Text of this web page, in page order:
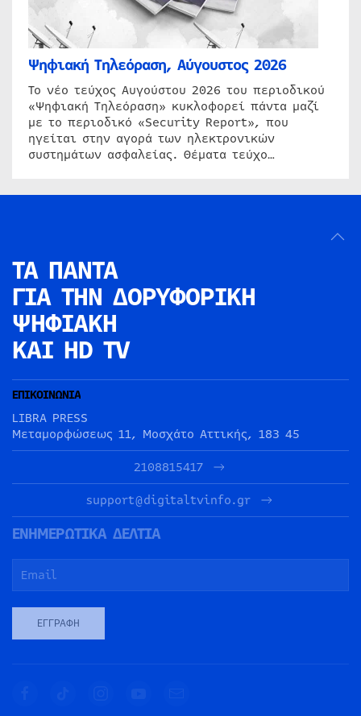
Ψηφιακή Τηλεόραση, Αύγουστος 2026
Το νέο τεύχος Αυγούστου 2026 του περιοδικού
«Ψηφιακή Τηλεόραση» κυκλοφορεί πάντα μαζί
με το περιοδικό «Security Report», που
ηγείται στην αγορά των ηλεκτρονικών
συστημάτων ασφαλείας. Θέματα τεύχο…
ΤΑ ΠΑΝΤΑ
ΓΙΑ ΤΗΝ ΔΟΡΥΦΟΡΙΚΗ
ΨΗΦΙΑΚΗ
ΚΑΙ HD TV
ΕΠΙΚΟΙΝΩΝΙΑ
LIBRA PRESS
Μεταμορφώσεως 11, Μοσχάτο Αττικής, 183 45
2108815417
support@digitaltvinfo.gr
ΕΝΗΜΕΡΩΤΙΚΑ ΔΕΛΤΙΑ
ΕΓΓΡΑΦΉ